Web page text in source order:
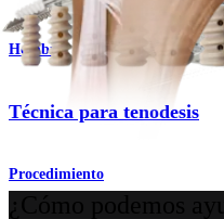
Hombro
Técnica para tenodesis
Procedimiento